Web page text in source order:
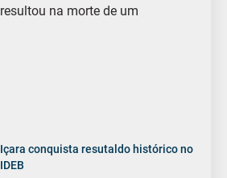
resultou na morte de um
Içara conquista resutaldo histórico no
IDEB